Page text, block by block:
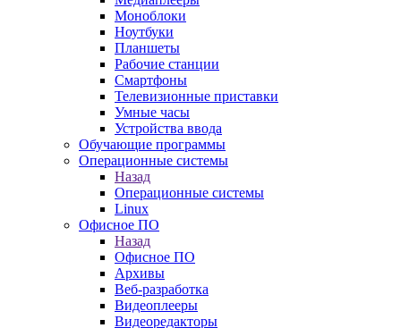
Моноблоки
Ноутбуки
Планшеты
Рабочие станции
Смартфоны
Телевизионные приставки
Умные часы
Устройства ввода
Обучающие программы
Операционные системы
Назад
Операционные системы
Linux
Офисное ПО
Назад
Офисное ПО
Архивы
Веб-разработка
Видеоплееры
Видеоредакторы